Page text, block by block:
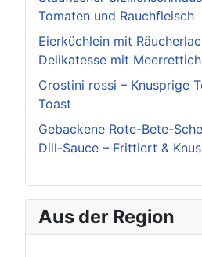
Tomaten und Rauchfleisch
Eierküchlein mit
Delikatesse mit Meerrettich
Crostini rossi – Knusprige
Toast
Gebackene Rote-Bete-
Dill-Sauce – Frittiert &
Aus der Region